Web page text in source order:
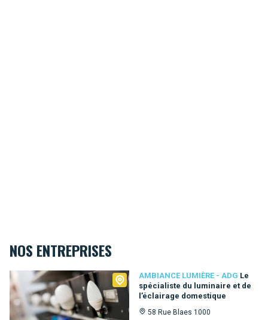
NOS ENTREPRISES
AMBIANCE LUMIÈRE - ADG Le
spécialiste du luminaire et de
l’éclairage domestique
58 Rue Blaes 1000
Ambiance Lumière - ADG